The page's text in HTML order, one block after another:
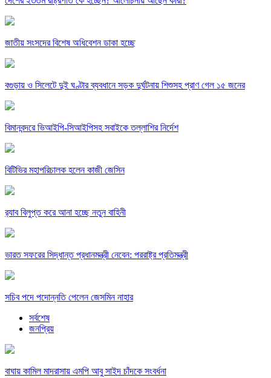
জাতীয় সংসদের বিশেষ অধিবেশন ডাকা হচ্ছে
বগুড়ায় ও সিলেটে দুই ঘণ্টার ব্যবধানে সড়ক দুর্ঘটনায় শিশুসহ প্রাণ গেল ১৫ জনের
বিমানবন্দরে ভিআইপি-সিআইপিসহ সবাইকে তল্লাশির নির্দেশ
বিটিভির মহাপরিচালক হলেন কাজী জেসিন
র‍্যাব বিলুপ্ত করে আনা হচ্ছে নতুন বাহিনী
ভারত সফরের সিদ্ধান্ত প্রধানমন্ত্রী নেবেন: পররাষ্ট্র প্রতিমন্ত্রী
সচিব পদে পদোন্নতি পেলেন জেসমিন নাহার
সর্বশেষ
জনপ্রিয়
বাঘায় কামিল মাদরাসায় এমপি আবু সাইদ চাঁদকে সংবর্ধনা